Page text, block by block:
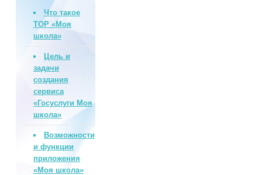
Что такое
ТОР «Моя
школа»
Цель и
задачи
создания
сервиса
«Госуслуги Моя
школа»
Возможности
и функции
приложения
«Моя школа»